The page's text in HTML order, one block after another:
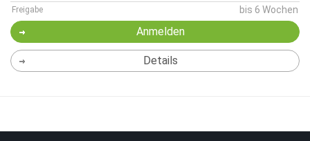
Freigabe bis 6 Wochen
Anmelden
Details